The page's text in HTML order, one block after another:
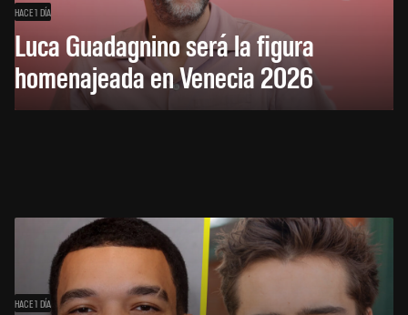
HACE 1 DÍA
Luca Guadagnino será la figura
homenajeada en Venecia 2026
HACE 1 DÍA